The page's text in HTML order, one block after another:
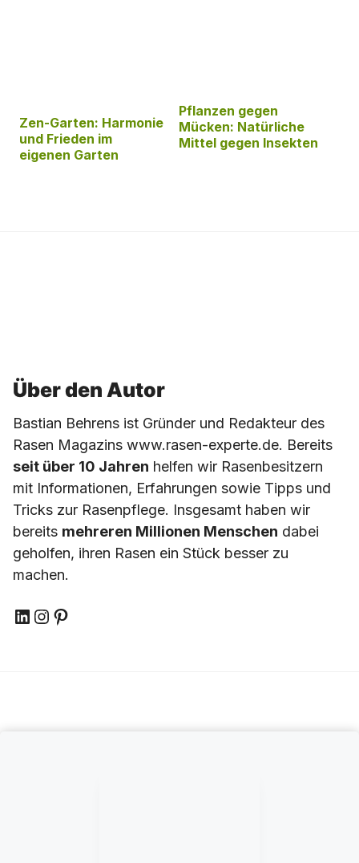
Zen-Garten: Harmonie
und Frieden im
eigenen Garten
Pflanzen gegen
Mücken: Natürliche
Mittel gegen Insekten
Über den Autor
Bastian Behrens ist Gründer und Redakteur des
Rasen Magazins www.rasen-experte.de. Bereits
seit über 10 Jahren helfen wir Rasenbesitzern
mit Informationen, Erfahrungen sowie Tipps und
Tricks zur Rasenpflege. Insgesamt haben wir
bereits mehreren Millionen Menschen dabei
geholfen, ihren Rasen ein Stück besser zu
machen.
LinkedIn
Instagram
Pinterest